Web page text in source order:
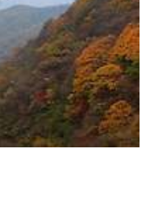
하고 있어서 접근조차 할
었는지 모르지만 석탑을 볼